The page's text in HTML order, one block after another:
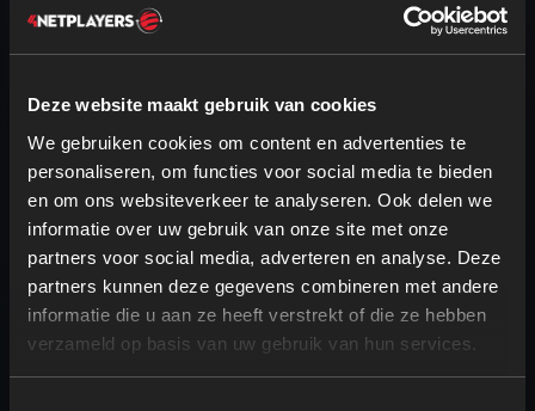
Deze website maakt gebruik van cookies
We gebruiken cookies om content en advertenties te
personaliseren, om functies voor social media te bieden
en om ons websiteverkeer te analyseren. Ook delen we
informatie over uw gebruik van onze site met onze
partners voor social media, adverteren en analyse. Deze
partners kunnen deze gegevens combineren met andere
informatie die u aan ze heeft verstrekt of die ze hebben
verzameld op basis van uw gebruik van hun services.
Afsluiten met:
250x Turbomotor
500x Radio-controle-eenheid
1.000x SAM-fluctuator
Eerst ontgrendel je hier de recepten voor
een singulariteitscel en een ballistische
warpaandrijving, twee van de zwaarste
onderdelen in het hele spel. De
warpaandrijving gebruik je voor fase 5
van de ruimte-elevator en is momenteel